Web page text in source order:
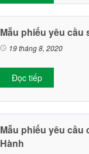
Mẫu phiếu yêu
19 tháng 8, 2020
Đọc tiếp
Mẫu phiếu yêu
Hành